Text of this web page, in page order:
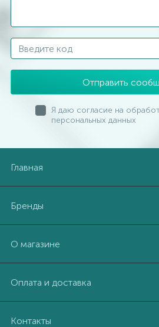
Отправить
Я даю согласие на
персональных данных
Главная
Бренды
О магазине
Оплата и доставка
Контакты